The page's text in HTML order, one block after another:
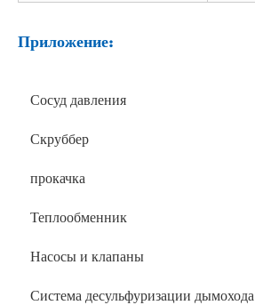
Приложение:
Сосуд давления
Скруббер
прокачка
Теплообменник
Насосы и клапаны
Система десульфуризации дымохода